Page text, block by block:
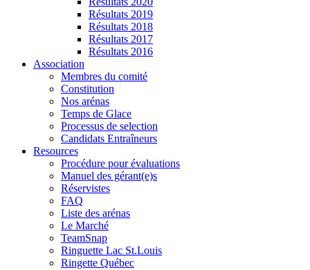
Résultats 2019
Résultats 2018
Résultats 2017
Résultats 2016
Association
Membres du comité
Constitution
Nos arénas
Temps de Glace
Processus de selection
Candidats Entraîneurs
Resources
Procédure pour évaluations
Manuel des gérant(e)s
Réservistes
FAQ
Liste des arénas
Le Marché
TeamSnap
Ringuette Lac St.Louis
Ringette Québec